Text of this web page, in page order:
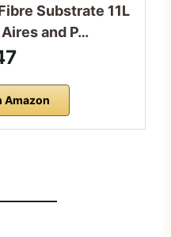
Substrate 11L
and P…
Amazon